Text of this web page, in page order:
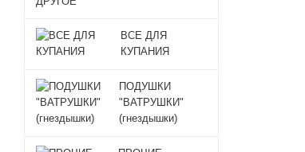
ВСЕ ДЛЯ
КУПАНИЯ
ПОДУШКИ
"ВАТРУШКИ"
(гнездышки)